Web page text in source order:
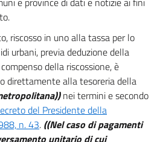
riscosso in uno alla tassa per lo
urbani, previa deduzione della
della riscossione, è
direttamente alla tesoreria della
nei termini e secondo
del Presidente della
n. 43. ((Nel caso di pagamenti
unitario di cui